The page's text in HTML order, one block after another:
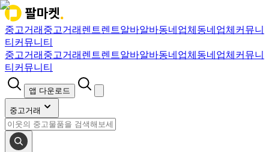
중고거래 중고거래 렌트렌트알바알바동네업체 동네업체 커뮤니
티 커뮤니티
중고거래 중고거래 렌트렌트알바알바동네업체 동네업체 커뮤니
티 커뮤니티
앱 다운로드
중고거래